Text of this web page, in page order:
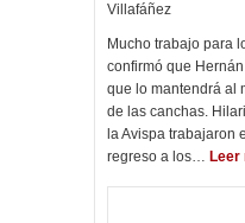
Villafáñez
Mucho trabajo para
confirmó que
que lo mantendrá al
de las canchas.
la Avispa trabajaron
regreso a los… Leer